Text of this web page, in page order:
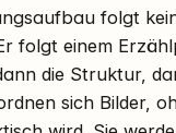
folgt
folgt einem
die Struktur,
sich Bilder,